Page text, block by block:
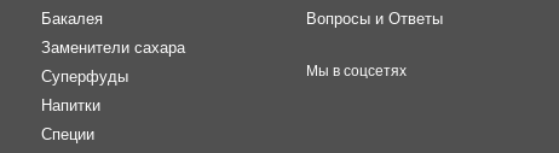
Бакалея
Заменители сахара
Суперфуды
Напитки
Специи
Вопросы и Ответы
Мы в соцсетях